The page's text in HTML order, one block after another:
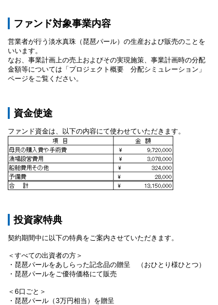
ファンド対象事業内容
営業者が行う淡水真珠（琵琶パール）の生産および販売のことを
いいます。
なお、事業計画上の売上およびその実現施策、事業計画時の分配
金額等については「プロジェクト概要 分配シミュレーション」
ページをご覧ください。
資金使途
ファンド資金は、以下の内容にて使わせていただきます。
投資家特典
契約期間中に以下の特典をご案内させていただきます。
＜すべての出資者の方＞
・琵琶パールをあしらった記念品の贈呈 （おひとり様ひとつ）
・琵琶パールをご優待価格にて販売
＜6口ごと＞
・琵琶パール（3万円相当）を贈呈